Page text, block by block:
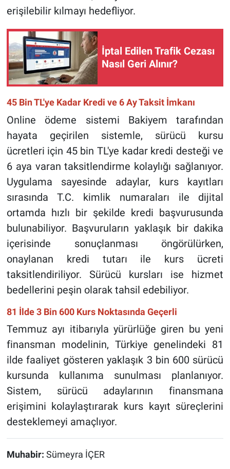
erişilebilir kılmayı hedefliyor.
İptal Edilen Trafik Cezası
Nasıl Geri Alınır?
45 Bin TL'ye Kadar Kredi ve 6 Ay Taksit İmkanı
Online ödeme sistemi Bakiyem tarafından
hayata geçirilen sistemle, sürücü kursu
ücretleri için 45 bin TL'ye kadar kredi desteği ve
6 aya varan taksitlendirme kolaylığı sağlanıyor.
Uygulama sayesinde adaylar, kurs kayıtları
sırasında T.C. kimlik numaraları ile dijital
ortamda hızlı bir şekilde kredi başvurusunda
bulunabiliyor. Başvuruların yaklaşık bir dakika
içerisinde sonuçlanması öngörülürken,
onaylanan kredi tutarı ile kurs ücreti
taksitlendiriliyor. Sürücü kursları ise hizmet
bedellerini peşin olarak tahsil edebiliyor.
81 İlde 3 Bin 600 Kurs Noktasında Geçerli
Temmuz ayı itibarıyla yürürlüğe giren bu yeni
finansman modelinin, Türkiye genelindeki 81
ilde faaliyet gösteren yaklaşık 3 bin 600 sürücü
kursunda kullanıma sunulması planlanıyor.
Sistem, sürücü adaylarının finansmana
erişimini kolaylaştırarak kurs kayıt süreçlerini
desteklemeyi amaçlıyor.
Muhabir: Sümeyra İÇER